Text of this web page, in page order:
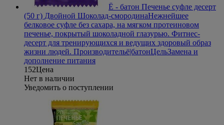
Ё - батон Печенье суфле десерт
(50 г) Двойной Шоколад-смородинаНежнейшее
белковое суфле без сахара, на мягком протеиновом
печенье, покрытый шоколадной глазурью. Фитнес-
десерт для тренирующихся и ведущих здоровый образ
жизни людей. Производительё|батонЦельЗамена и
дополнение питания
152Цена
Нет в наличии
Уведомить о поступлении